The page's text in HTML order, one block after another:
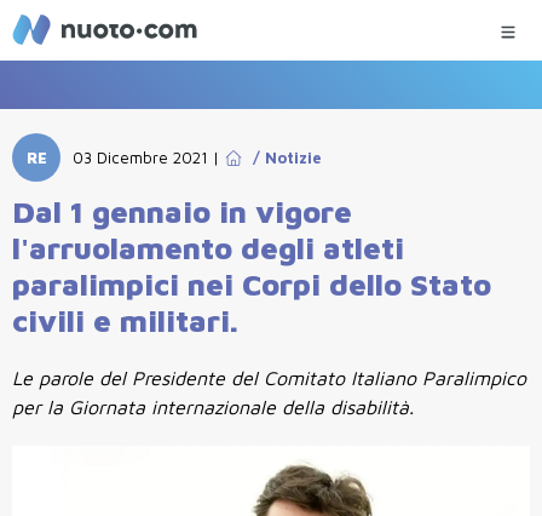
RE 03 Dicembre 2021 | / Notizie
Dal 1 gennaio in vigore
l'arruolamento degli atleti
paralimpici nei Corpi dello Stato
civili e militari.
Le parole del Presidente del Comitato Italiano Paralimpico
per la Giornata internazionale della disabilità.